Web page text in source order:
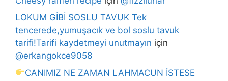
LOKUM GİBİ SOSLU TAVUK Tek
tencerede,yumuşacık ve bol soslu tavuk
tarifi!Tarifi kaydetmeyi unutmayın için
@erkangokce9058
CANIMIZ NE ZAMAN LAHMACUN İSTESE